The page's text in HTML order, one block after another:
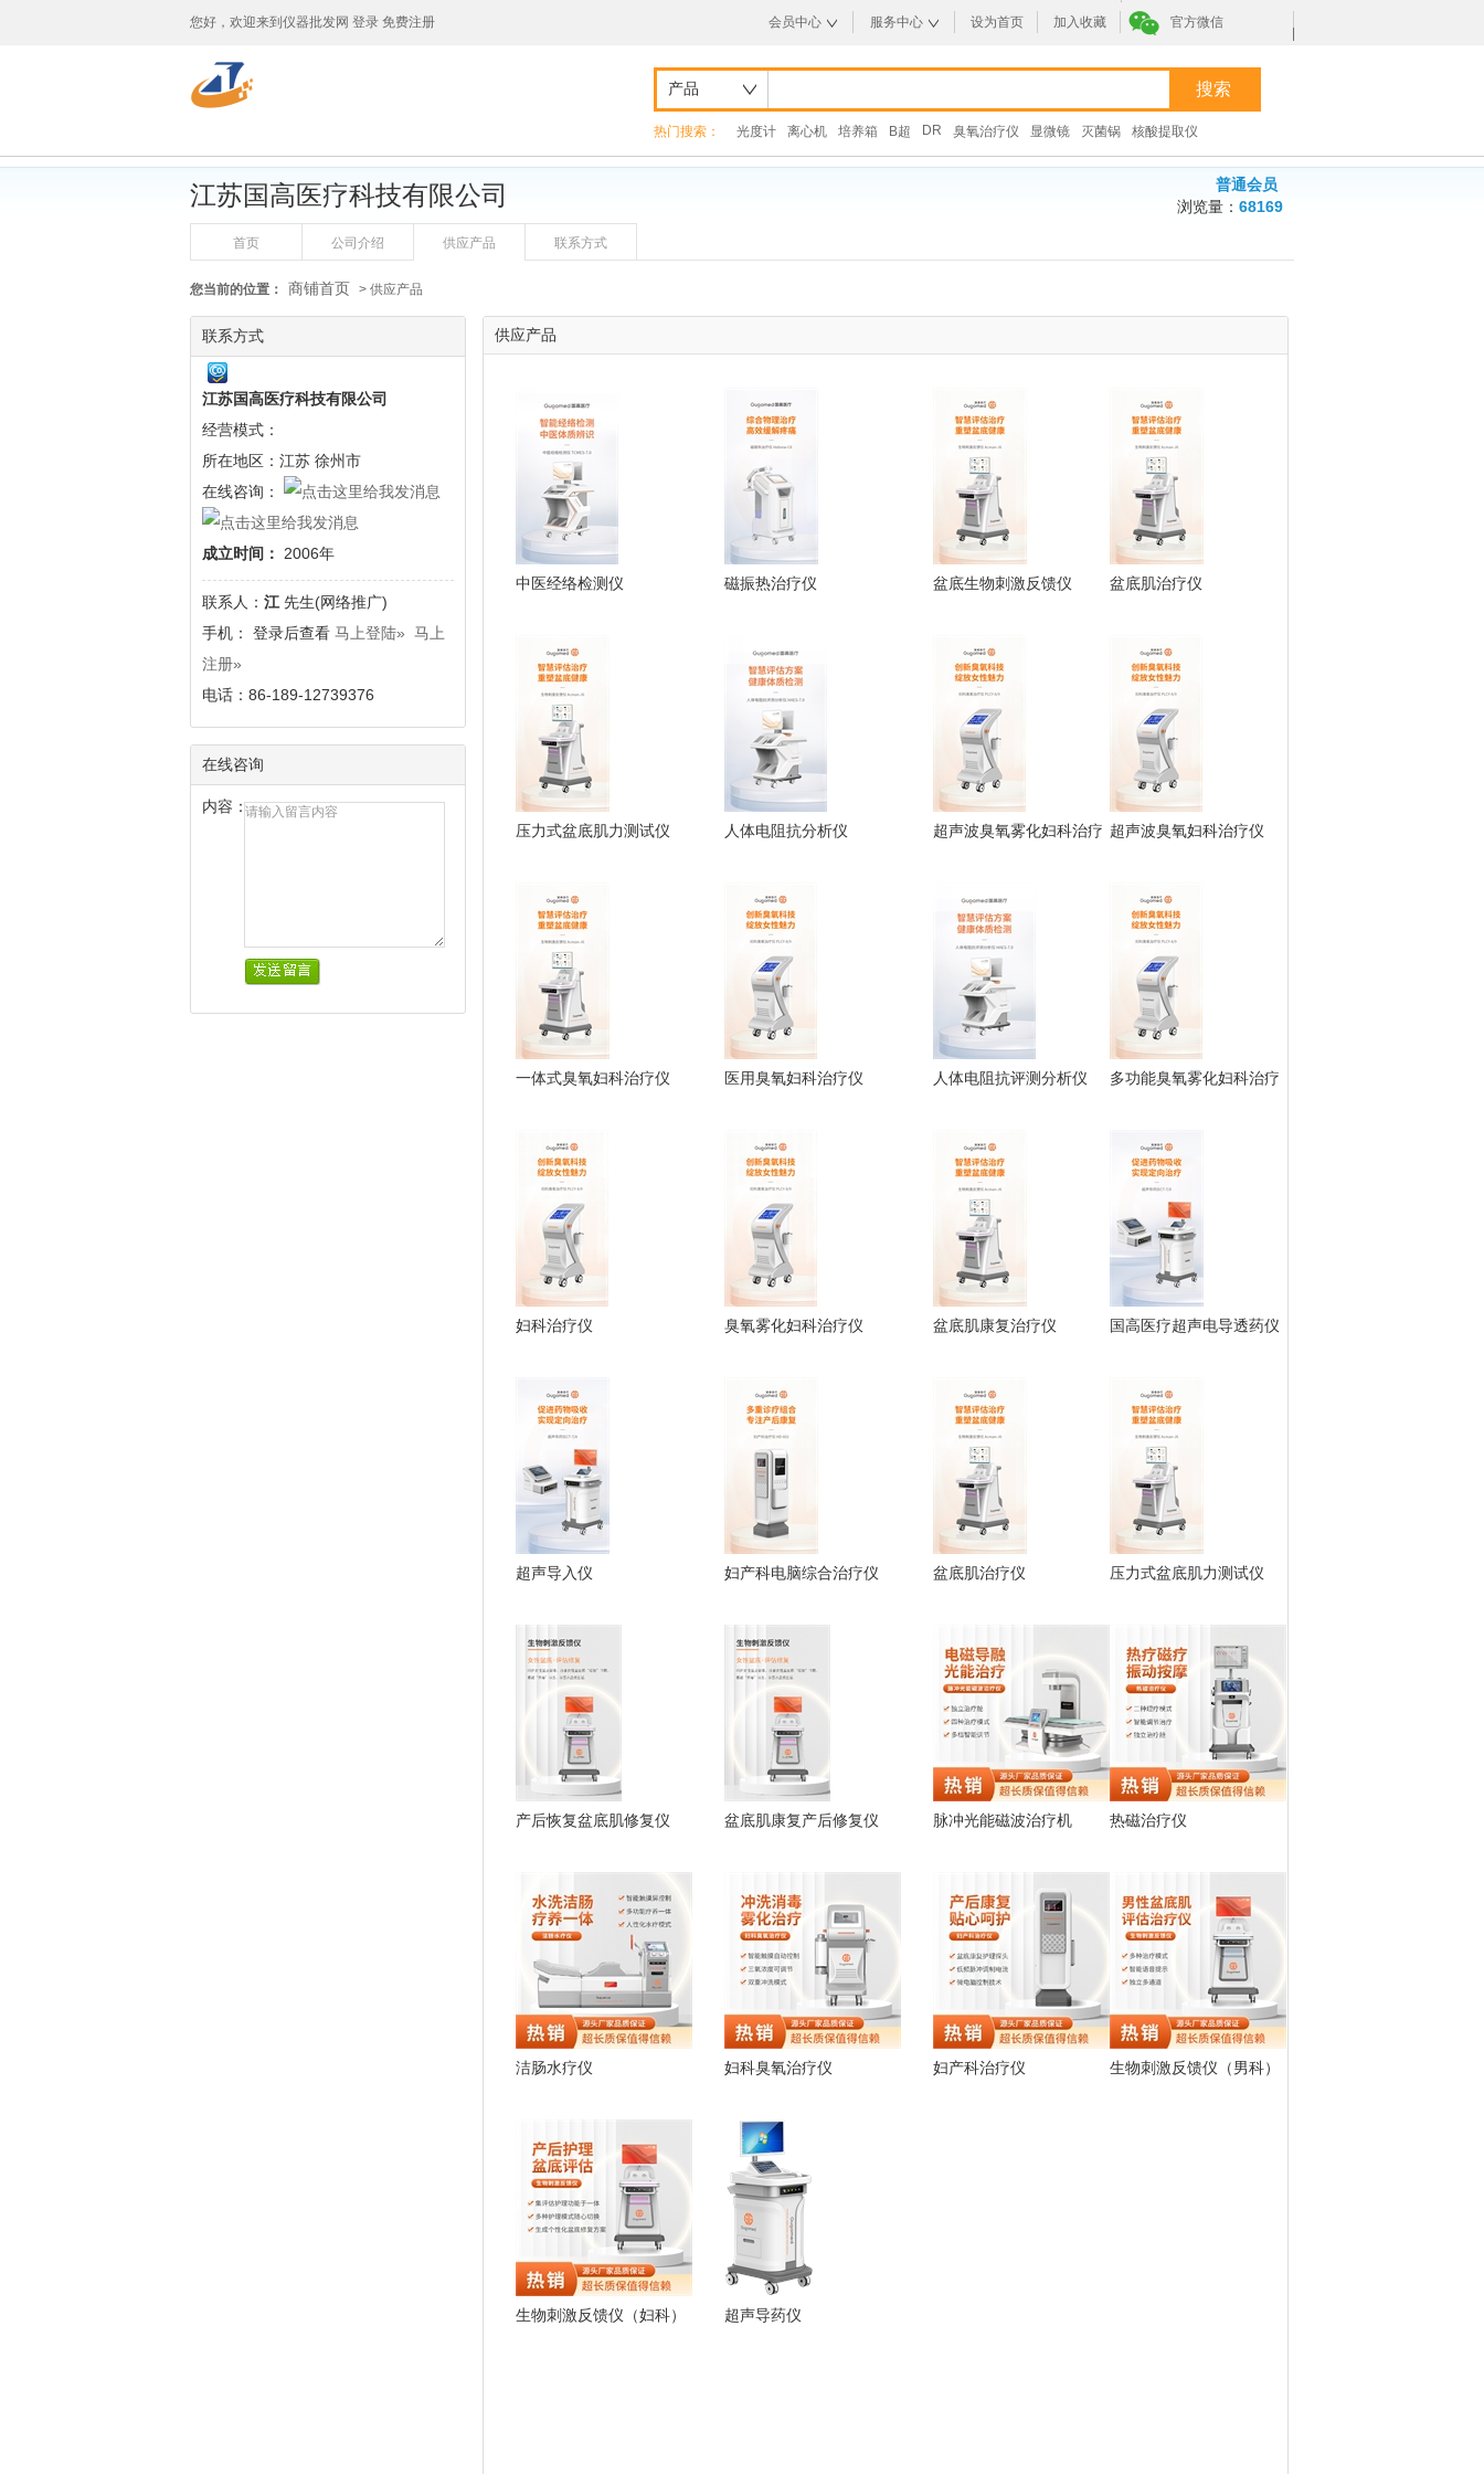
您好，欢迎来到 仪器批发网 登录 免费注册 会员中心 服务中心 设为首页 加入收藏 官方微信
产品
热门搜索： 光度计 离心机 培养箱 B超 DR 臭氧治疗仪 显微镜 灭菌锅 核酸提取仪
江苏国高医疗科技有限公司
普通会员
浏览量： 68169
首页 公司介绍 供应产品 联系方式
您当前的位置： 商铺首页 > 供应产品
供应产品
中医经络检测仪 磁振热治疗仪 盆底生物刺激反馈仪 盆底肌治疗仪
压力式盆底肌力测试仪 人体电阻抗分析仪
超声波臭氧雾化妇科治疗 超声波臭氧妇科治疗仪
一体式臭氧妇科治疗仪 医用臭氧妇科治疗仪 人体电阻抗评测分析仪
多功能臭氧雾化妇科治疗
妇科治疗仪 臭氧雾化妇科治疗仪 盆底肌康复治疗仪 国高医疗超声电导透药仪
超声导入仪 妇产科电脑综合治疗仪 盆底肌治疗仪 压力式盆底肌力测试仪
产后恢复盆底肌修复仪 盆底肌康复产后修复仪 脉冲光能磁波治疗机 热磁治疗仪
洁肠水疗仪 妇科臭氧治疗仪 妇产科治疗仪 生物刺激反馈仪（男科）
生物刺激反馈仪（妇科） 超声导药仪
联系方式
江苏国高医疗科技有限公司
经营模式：
所在地区：江苏 徐州市
在线咨询：
成立时间： 2006年
联系人： 江 先生(网络推广)
手机： 登录后查看 马上登陆» 马上
注册»
电话：86-189-12739376
在线咨询
内容：